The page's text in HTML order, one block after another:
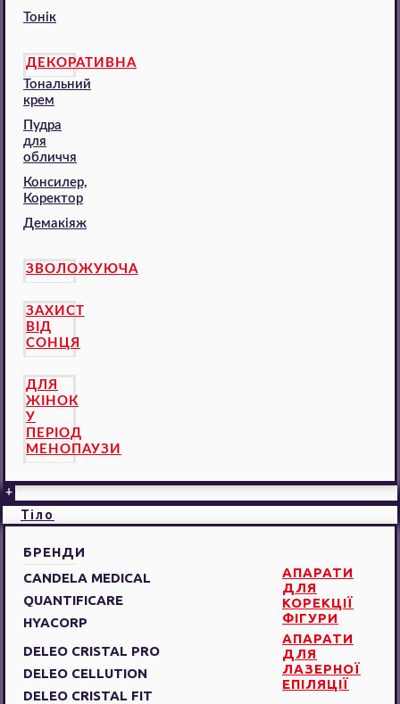
Тонік
ДЕКОРАТИВНА
Тональний
крем
Пудра
для
обличчя
Консилер,
Коректор
Демакіяж
ЗВОЛОЖУЮЧА
ЗАХИСТ
ВІД
СОНЦЯ
ДЛЯ
ЖІНОК
У
ПЕРІОД
МЕНОПАУЗИ
+
Тіло
БРЕНДИ
CANDELA MEDICAL
QUANTIFICARE
HYACORP
АПАРАТИ
ДЛЯ
КОРЕКЦІЇ
ФІГУРИ
DELEO CRISTAL PRO
DELEO CELLUTION
DELEO CRISTAL FIT
АПАРАТИ
ДЛЯ
ЛАЗЕРНОЇ
ЕПІЛЯЦІЇ